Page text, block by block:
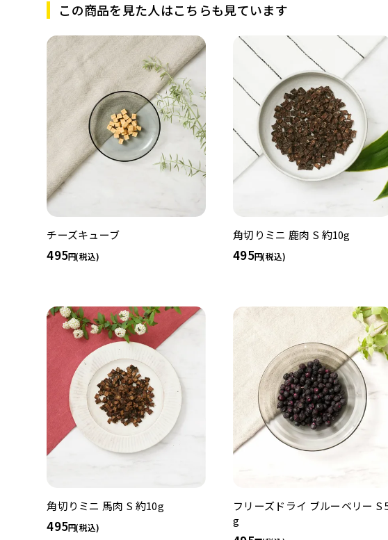
この商品を見た人はこちらも見ています
チーズキューブ
495 (税込)
角切りミニ 鹿肉 S 約10g
495 (税込)
角切りミニ 馬肉 S 約10g
495 (税込)
フリーズドライ ブルーベリー S
g